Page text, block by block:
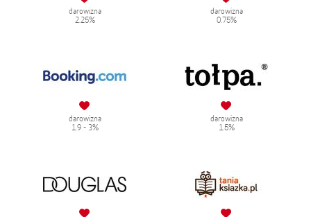
darowizna
2.25%
darowizna
0.75%
darowizna
1.9 - 3%
darowizna
1.5%